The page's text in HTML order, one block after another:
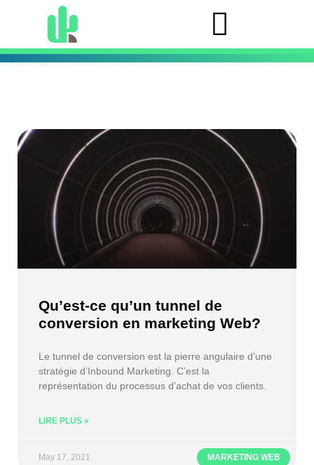
MARKETING WEB
Qu’est-ce qu’un tunnel de
conversion en marketing Web?
Le tunnel de conversion est la pierre angulaire d’une
stratégie d’Inbound Marketing. C’est la
représentation du processus d’achat de vos clients.
LIRE PLUS »
May 17, 2021